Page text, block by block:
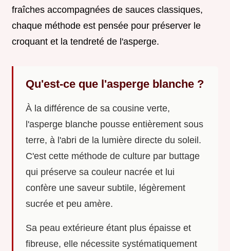
fraîches accompagnées de sauces classiques,
chaque méthode est pensée pour préserver le
croquant et la tendreté de l'asperge.
Qu'est-ce que l'asperge blanche ?
À la différence de sa cousine verte,
l'asperge blanche pousse entièrement sous
terre, à l'abri de la lumière directe du soleil.
C'est cette méthode de culture par buttage
qui préserve sa couleur nacrée et lui
confère une saveur subtile, légèrement
sucrée et peu amère.
Sa peau extérieure étant plus épaisse et
fibreuse, elle nécessite systématiquement